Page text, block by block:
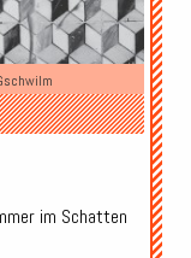
im Schatten